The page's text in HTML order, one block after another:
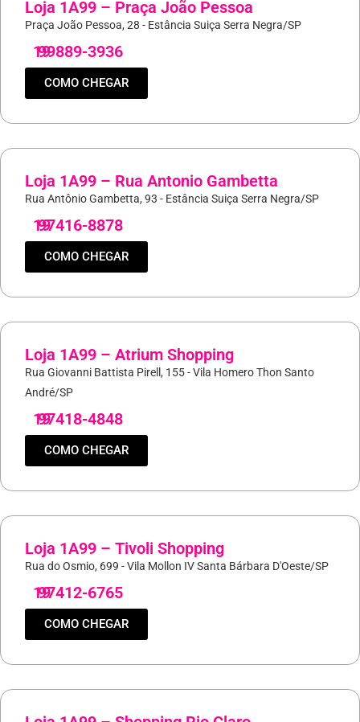
Loja 1A99 – Praça João Pessoa
Praça João Pessoa, 28 - Estância Suiça Serra Negra/SP
19
99889-3936
COMO CHEGAR
Loja 1A99 – Rua Antonio Gambetta
Rua Antônio Gambetta, 93 - Estância Suiça Serra Negra/SP
19
97416-8878
COMO CHEGAR
Loja 1A99 – Atrium Shopping
Rua Giovanni Battista Pirell, 155 - Vila Homero Thon Santo
André/SP
19
97418-4848
COMO CHEGAR
Loja 1A99 – Tivoli Shopping
Rua do Osmio, 699 - Vila Mollon IV Santa Bárbara D'Oeste/SP
19
97412-6765
COMO CHEGAR